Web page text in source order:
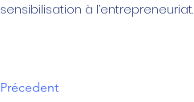
sensibilisation à l’entrepreneuriat.
Précedent